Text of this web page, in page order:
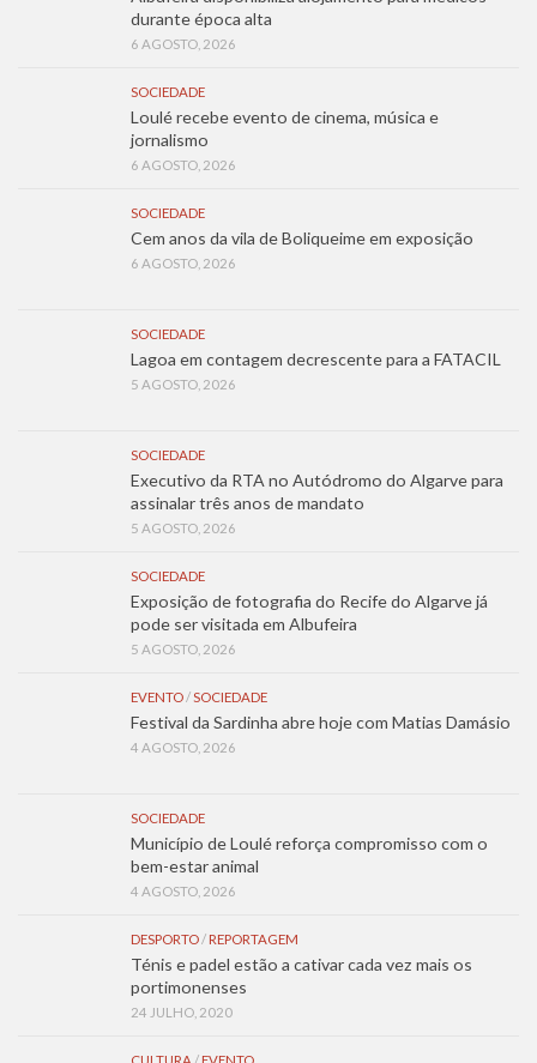
durante época alta
6 AGOSTO, 2026
SOCIEDADE
Loulé recebe evento de cinema, música e
jornalismo
6 AGOSTO, 2026
SOCIEDADE
Cem anos da vila de Boliqueime em exposição
6 AGOSTO, 2026
SOCIEDADE
Lagoa em contagem decrescente para a FATACIL
5 AGOSTO, 2026
SOCIEDADE
Executivo da RTA no Autódromo do Algarve para
assinalar três anos de mandato
5 AGOSTO, 2026
SOCIEDADE
Exposição de fotografia do Recife do Algarve já
pode ser visitada em Albufeira
5 AGOSTO, 2026
EVENTO/SOCIEDADE
Festival da Sardinha abre hoje com Matias Damásio
4 AGOSTO, 2026
SOCIEDADE
Município de Loulé reforça compromisso com o
bem-estar animal
4 AGOSTO, 2026
DESPORTO/ REPORTAGEM
Ténis e padel estão a cativar cada vez mais os
portimonenses
24 JULHO, 2020